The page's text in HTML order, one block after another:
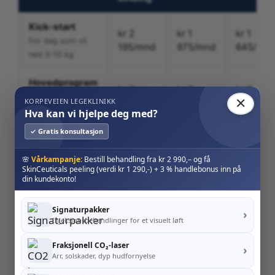
Kick-start
ned 5–10 kg
kr 2
195/mnd
kr 1
975/mnd
kr 1
645/mnd
Hovedprogram
mot målvekt
kr 2
kr 2
kr 2
195/mnd
865/mnd
655/mnd
* Legemidler der dette er indisert, kommer i tillegg og kjøpes
på apotek.
✕
KORPEVEIEN LEGEKLINIKK
Hva kan vi hjelpe deg med?
✓ Gratis konsultasjon
🌸 Vårkampanje: Bestill behandling fra kr 2 990,– og få
SkinCeuticals peeling (verdi kr 1 290,-) + 3 % handlebonus inn på
din kundekonto!
Signaturpakker
Injeksjonsbehandlinger for et visuelt løft ›
Fraksjonell CO₂-laser
Arr, solskader, dyp hudfornyelse ›